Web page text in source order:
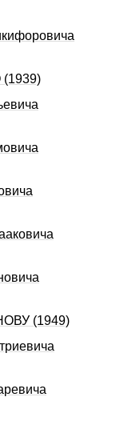
(1949)